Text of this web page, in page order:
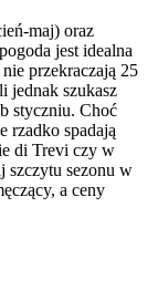
maj) oraz
jest idealna
przekraczają 25
jednak szukasz
styczniu. Choć
rzadko spadają
di Trevi czy w
szczytu sezonu w
a ceny